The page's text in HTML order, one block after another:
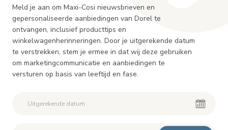
Meld je aan om Maxi-Cosi nieuwsbrieven en
gepersonaliseerde aanbiedingen van Dorel te
ontvangen, inclusief producttips en
winkelwagenherinneringen. Door je uitgerekende datum
te verstrekken, stem je ermee in dat wij deze gebruiken
om marketingcommunicatie en aanbiedingen te
versturen op basis van leeftijd en fase.